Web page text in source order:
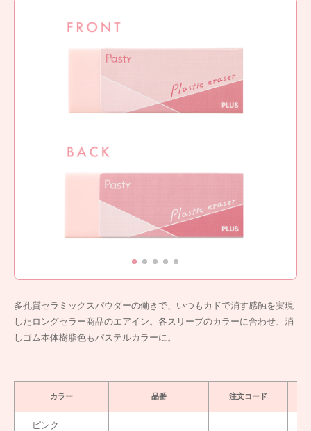
多孔質セラミックスパウダーの働きで、いつもカドで消す感触を実現
したロングセラー商品のエアイン。各スリーブのカラーに合わせ、消
しゴム本体樹脂色もパステルカラーに。
カラー 品番 注文コード
ピンク